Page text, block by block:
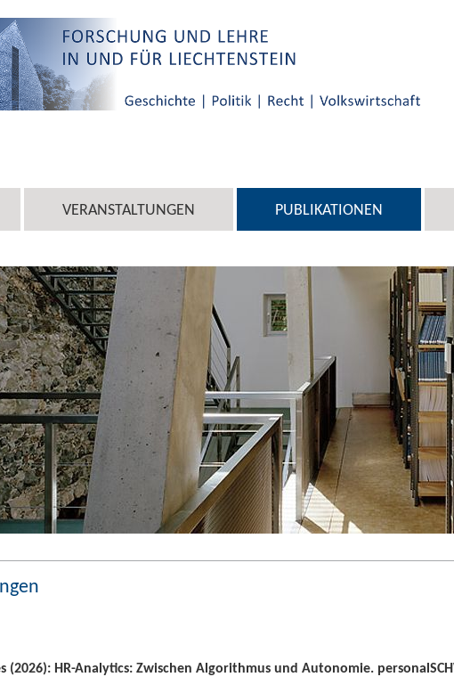
VERANSTALTUNGEN PUBLIKATIONEN
(2026): HR-Analytics: Zwischen Algorithmus und Autonomie.